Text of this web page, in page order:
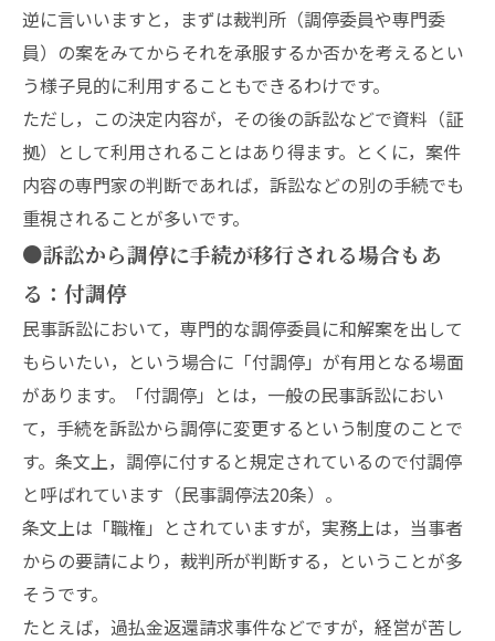
逆に言いいますと，まずは裁判所（調停委員や専門委
員）の案をみてからそれを承服するか否かを考えるとい
う様子見的に利用することもできるわけです。
ただし，この決定内容が，その後の訴訟などで資料（証
拠）として利用されることはあり得ます。とくに，案件
内容の専門家の判断であれば，訴訟などの別の手続でも
重視されることが多いです。
●訴訟から調停に手続が移行される場合もあ
る：付調停
民事訴訟において，専門的な調停委員に和解案を出して
もらいたい，という場合に「付調停」が有用となる場面
があります。「付調停」とは，一般の民事訴訟におい
て，手続を訴訟から調停に変更するという制度のことで
す。条文上，調停に付すると規定されているので付調停
と呼ばれています（民事調停法20条）。
条文上は「職権」とされていますが，実務上は，当事者
からの要請により，裁判所が判断する，ということが多
そうです。
たとえば，過払金返還請求事件などですが，経営が苦し